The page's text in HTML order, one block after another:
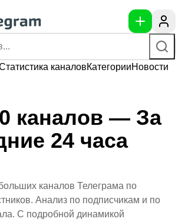
каналовКатегорииНовости
каналов — За
24 часа
каналов Телеграма по
Анализ по подписчикам и по
С подробной динамикой